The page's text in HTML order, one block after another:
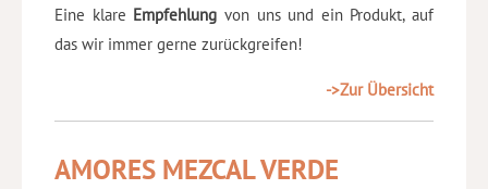
Eine klare Empfehlung von uns und ein Produkt, auf
das wir immer gerne zurückgreifen!
->Zur Übersicht
AMORES MEZCAL VERDE